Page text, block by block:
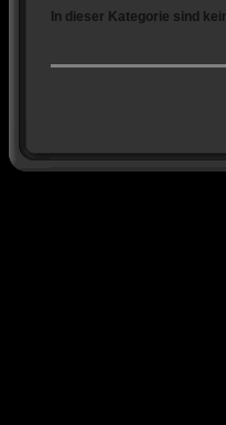
In dieser Kategorie sind